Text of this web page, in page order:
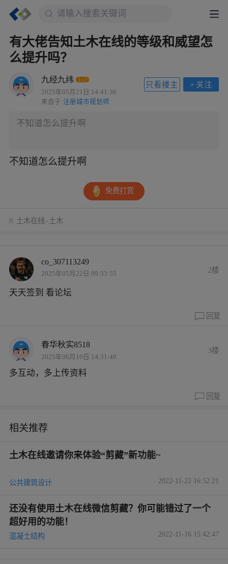
有大佬告知土木在线的等级和威望怎
么提升吗？
九经九纬 Lv.2
2025年05月21日 14:41:36
来自于 注册城市规划师
+ 关注
只看楼主
不知道怎么提升啊
不知道怎么提升啊
免费打赏
土木在线 土木
co_307113249
2025年05月22日 09:33:55 2楼
天天签到 看论坛
回复
春华秋实8518
2025年06月10日 14:31:40
3楼
多互动，多上传资料
回复
相关推荐
土木在线邀请你来体验“剪藏”新功能~
公共建筑设计 2022-11-22 16:52:21
还没有使用土木在线微信剪藏？你可能错过了一个
超好用的功能！
混凝土结构 2022-11-16 15:42:47